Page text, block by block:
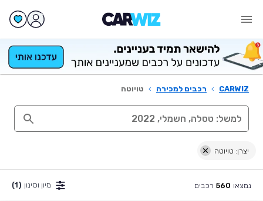
CARWIZ
› רכבים למכירה › טויוטה
יצרן: טויוטה
נמצאו 560 רכבים מיון וסינון (1)